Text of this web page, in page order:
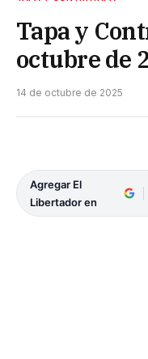
Tapa y
octubre de
14 de octubre de 2025
Agregar El
Libertador en